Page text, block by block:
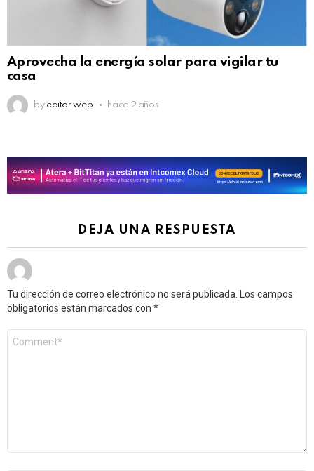
Aprovecha la energía solar para vigilar tu
casa
by editor web hace 2 años
DEJA UNA RESPUESTA
Tu dirección de correo electrónico no será publicada.
Los campos
obligatorios están marcados con *